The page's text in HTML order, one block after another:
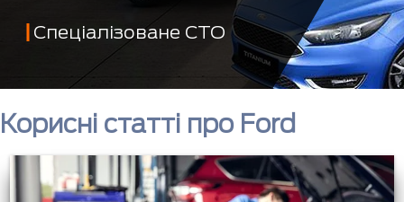
Спеціалізоване СТО
Корисні статті про Ford